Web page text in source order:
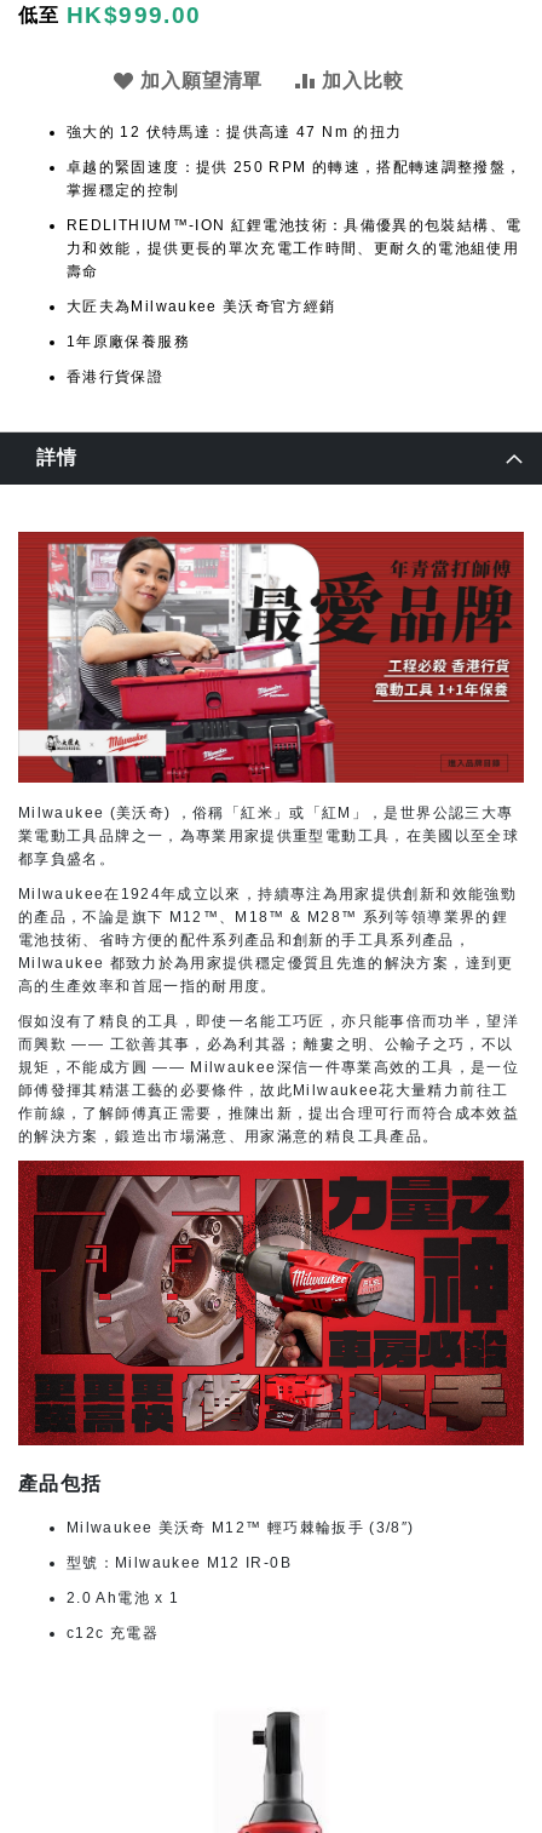
低至 HK$999.00
加入願望清單 加入比較
強大的 12 伏特馬達：提供高達 47 Nm 的扭力
卓越的緊固速度：提供 250 RPM 的轉速，搭配轉速調整撥盤，
掌握穩定的控制
REDLITHIUM™-ION 紅鋰電池技術：具備優異的包裝結構、電
力和效能，提供更長的單次充電工作時間、更耐久的電池組使用
壽命
大匠夫為Milwaukee 美沃奇官方經銷
1年原廠保養服務
香港行貨保證
images
詳情
Milwaukee (美沃奇) ，俗稱「紅米」或「紅M」，是世界公認三大專
業電動工具品牌之一，為專業用家提供重型電動工具，在美國以至全球
都享負盛名。
Milwaukee在1924年成立以來，持續專注為用家提供創新和效能強勁
的產品，不論是旗下 M12™、M18™ & M28™ 系列等領導業界的鋰
電池技術、省時方便的配件系列產品和創新的手工具系列產品，
Milwaukee 都致力於為用家提供穩定優質且先進的解決方案，達到更
高的生產效率和首屈一指的耐用度。
假如沒有了精良的工具，即使一名能工巧匠，亦只能事倍而功半，望洋
而興歎 —— 工欲善其事，必為利其器；離婁之明、公輸子之巧，不以
規矩，不能成方圓 —— Milwaukee深信一件專業高效的工具，是一位
師傅發揮其精湛工藝的必要條件，故此Milwaukee花大量精力前往工
作前線，了解師傅真正需要，推陳出新，提出合理可行而符合成本效益
的解決方案，鍛造出市場滿意、用家滿意的精良工具產品。
產品包括
Milwaukee 美沃奇 M12™ 輕巧棘輪扳手 (3/8″)
型號：Milwaukee M12 IR-0B
2.0 Ah電池 x 1
c12c 充電器